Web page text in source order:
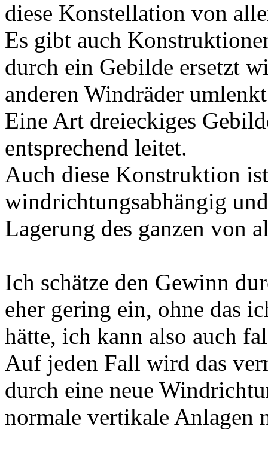
diese Konstellation von
Es gibt auch
durch ein Gebilde ersetzt
anderen Windräder
Eine Art dreieckiges
entsprechend leitet.
Auch diese Konstruktion
windrichtungsabhängig
Lagerung des ganzen von
Ich schätze den Gewinn
eher gering ein, ohne das
hätte, ich kann also auch
Auf jeden Fall wird das
durch eine neue
normale vertikale Anlagen